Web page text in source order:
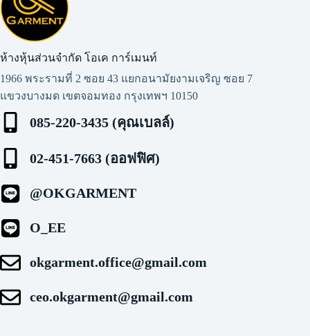
ห้างหุ้นส่วนจำกัด โอเค การ์เมนท์​
1966 พระรามที่ 2 ซอย 43 แยกอนามัยงามเจริญ ซอย 7
แขวงบางมด เขตจอมทอง กรุงเทพฯ 10150
085-220-3435 (คุณเบลล์)
02-451-7663 (ออฟฟิศ)
@OKGARMENT
O_EE
okgarment.office@gmail.com
ceo.okgarment@gmail.com